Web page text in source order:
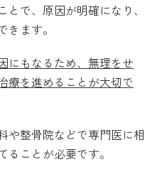
で、原因が明確になり、
ます。
にもなるため、無理をせ
療を進めることが大切で
や整骨院などで専門医に相
ことが必要です。